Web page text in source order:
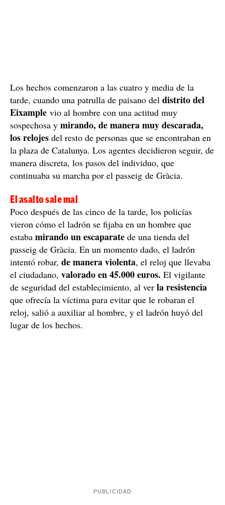
Los hechos comenzaron a las cuatro y media de la
tarde, cuando una patrulla de paisano del distrito del
Eixample vio al hombre con una actitud muy
sospechosa y mirando, de manera muy descarada,
los relojes del resto de personas que se encontraban en
la plaza de Catalunya. Los agentes decidieron seguir, de
manera discreta, los pasos del individuo, que
continuaba su marcha por el passeig de Gràcia.
valorado en 45.000 euros.